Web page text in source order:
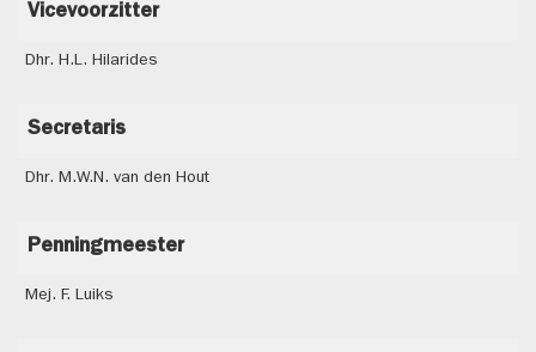
Vicevoorzitter
Dhr. H.L. Hilarides
Secretaris
Dhr. M.W.N. van den Hout
Penningmeester
Mej. F. Luiks